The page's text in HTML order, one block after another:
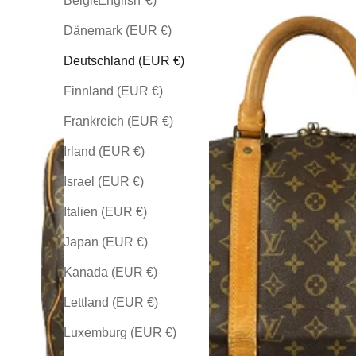
Dänemark (EUR €)
Deutschland (EUR €)
Finnland (EUR €)
Frankreich (EUR €)
Irland (EUR €)
Israel (EUR €)
Italien (EUR €)
Japan (EUR €)
Kanada (EUR €)
Lettland (EUR €)
Luxemburg (EUR €)